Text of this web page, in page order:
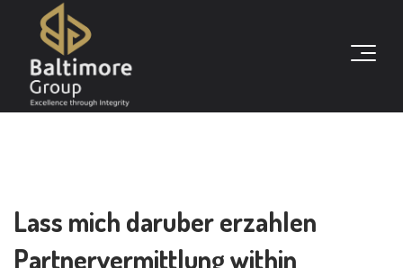
Lass mich daruber erzahlen
Partnervermittlung within